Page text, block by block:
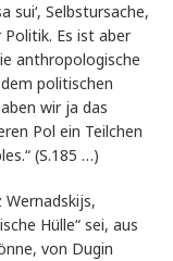
sui‘, Selbstursache,
Es ist aber
anthropologische
politischen
wir ja das
Pol ein Teilchen
(S.185 …)
Hülle“ sei, aus
von Dugin